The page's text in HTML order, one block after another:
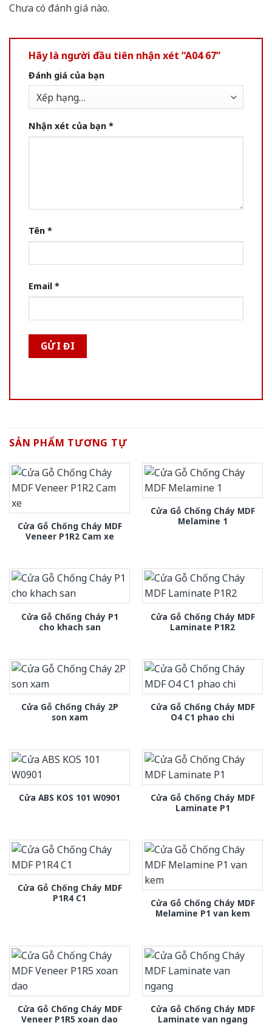
Chưa có đánh giá nào.
Hãy là người đầu tiên nhận xét “A04 67”
Đánh giá của bạn
Nhận xét của bạn *
Tên *
Email *
SẢN PHẨM TƯƠNG TỰ
Cửa Gỗ Chống Cháy MDF
Veneer P1R2 Cam xe
Cửa Gỗ Chống Cháy MDF
Melamine 1
Cửa Gỗ Chống Cháy P1
cho khach san
Cửa Gỗ Chống Cháy MDF
Laminate P1R2
Cửa Gỗ Chống Cháy 2P
son xam
Cửa Gỗ Chống Cháy MDF
O4 C1 phao chi
Cửa ABS KOS 101 W0901
Cửa Gỗ Chống Cháy MDF
Laminate P1
Cửa Gỗ Chống Cháy MDF
P1R4 C1
Cửa Gỗ Chống Cháy MDF
Melamine P1 van kem
Cửa Gỗ Chống Cháy MDF
Veneer P1R5 xoan dao
Cửa Gỗ Chống Cháy MDF
Laminate van ngang